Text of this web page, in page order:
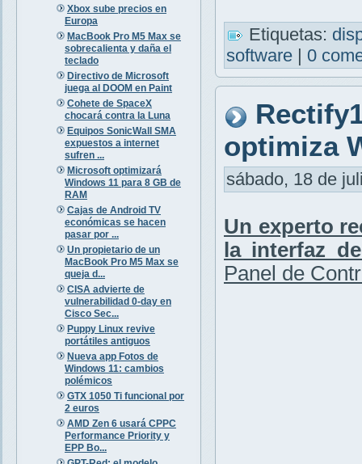
Xbox sube precios en
Europa
MacBook Pro M5 Max se
sobrecalienta y daña el
teclado
Directivo de Microsoft
juega al DOOM en Paint
Cohete de SpaceX
chocará contra la Luna
Equipos SonicWall SMA
expuestos a internet
sufren ...
Microsoft optimizará
Windows 11 para 8 GB de
RAM
Cajas de Android TV
económicas se hacen
pasar por ...
Un propietario de un
MacBook Pro M5 Max se
queja d...
CISA advierte de
vulnerabilidad 0-day en
Cisco Sec...
Puppy Linux revive
portátiles antiguos
Nueva app Fotos de
Windows 11: cambios
polémicos
GTX 1050 Ti funcional por
2 euros
AMD Zen 6 usará CPPC
Performance Priority y
EPP Bo...
Etiquetas:
software | 0
optimiza
sábado, 18 de
Un experto
la interfaz
Panel de